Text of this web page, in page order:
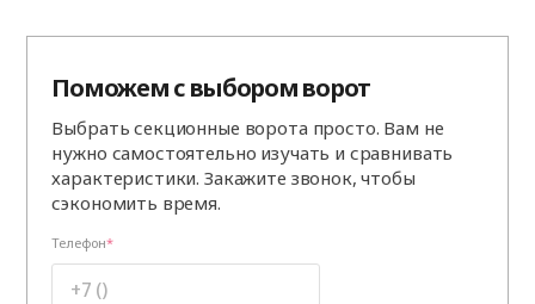
Поможем с выбором ворот
Выбрать секционные ворота просто. Вам не
нужно самостоятельно изучать и сравнивать
характеристики. Закажите звонок, чтобы
сэкономить время.
Телефон